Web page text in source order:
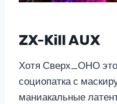
ZX-Kill AUX
Хотя Сверх_ОНО
социопатка с
маниакальные